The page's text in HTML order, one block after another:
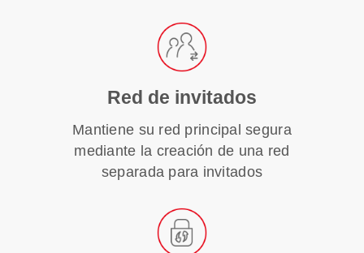
Red de invitados
Mantiene su red principal segura
mediante la creación de una red
separada para invitados